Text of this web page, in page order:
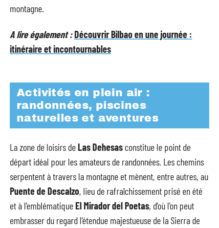
montagne.
A lire également :Découvrir Bilbao en une journée :
itinéraire et incontournables
Activités en plein air :
randonnées, piscines
naturelles et aventures
La zone de loisirs deLas Dehesas constitue le point de
départ idéal pour les amateurs de randonnées. Les chemins
serpentent à travers la montagne et mènent, entre autres, au
Puente de Descalzo, lieu de rafraîchissement prisé en été
et à l’emblématiqueEl Mirador del Poetas, d’où l’on peut
embrasser du regard l’étendue majestueuse de la Sierra de